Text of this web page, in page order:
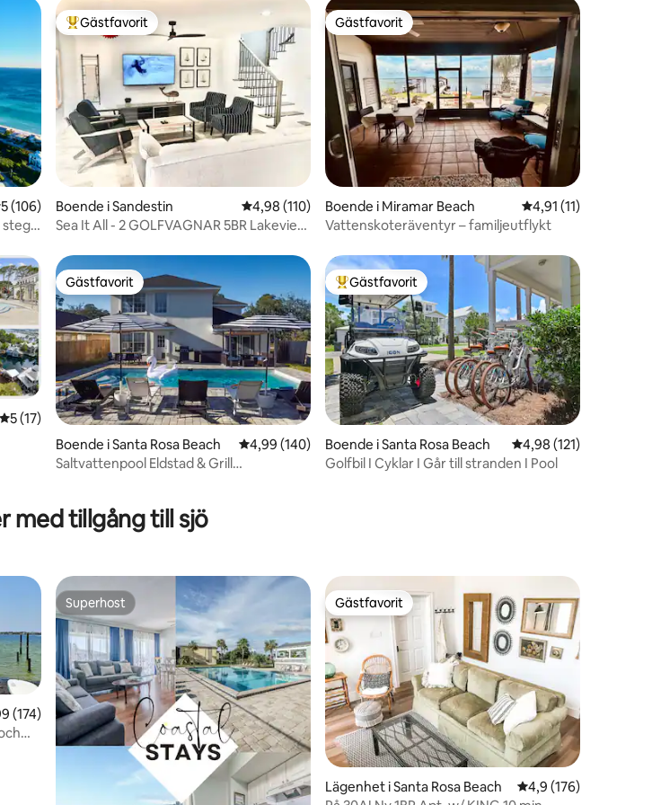
5 i genomsnittligt betyg, 106 omdömen
5 (106)
steg
Populär gästfavorit
Gästfavorit
Boende i Sandestin 4,98 av 5 i genomsnittligt betyg, 110 omdömen
4,98 (110)
Sea It All - 2 GOLFVAGNAR 5BR Lakeview
Gästfavorit
Gästfavorit
Boende i Miramar Beach 4,91 av 5 i
4,91 (11)
Vattenskoteräventyr – familjeutflykt
5 av 5 i genomsnittligt betyg, 17 omdömen
5 (17)
Gästfavorit
Gästfavorit
Boende i Santa Rosa Beach 4,99 av 5 i genomsnittligt betyg, 140 omdömen
4,99 (140)
Saltvattenpool Eldstad & Grill
Populär gästfavorit
Gästfavorit
Boende i Santa Rosa Beach 4,98 av 5 i
4,98 (121)
Golfbil I Cyklar I Går till stranden I Pool
med tillgång till sjö
5 i genomsnittligt betyg, 174 omdömen
(174)
Superhost
Superhost Gästfavorit
Gästfavorit
Lägenhet i Santa Rosa Beach 4,9 av 5 i
4,9 (176)